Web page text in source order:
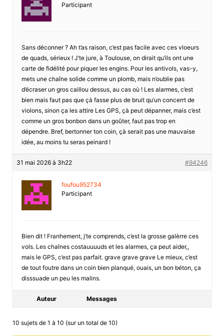
Participant
Sans déconner ? Ah t’as raison, c’est pas facile avec ces vloeurs
de quads, sérieux ! J’te jure, à Toulouse, on dirait qu’ils ont une
carte de fidélité pour piquer les engins. Pour les antivols, vas-y,
mets une chaîne solide comme un plomb, mais n’oublie pas
d’écraser un gros caillou dessus, au cas où ! Les alarmes, c’est
bien mais faut pas que çà fasse plus de bruit qu’un concerrt de
violons, sinon ça les attire Les GPS, çà peut dépanner, mais c’est
comme un gros bonbon dans un goûter, faut pas trop en
dépendre. Bref, bertonner ton coin, çà serait pas une mauvaise
idée, au moins tu seras peinard !
31 mai 2026 à 3h22 #94246
foufou952734
Participant
Bien dit ! Franhement, j’te comprends, c’est la grosse galèrre ces
vols. Les chaînes costauuuuds et les alarmes, ça peut aider,,
mais le GPS, c’est pas parfait. grave grave grave Le mieux, c’est
de tout foutre dans un coin bien planqué, ouais, un bon béton, ça
disssuade un peu les malins.
Auteur Messages
10 sujets de 1 à 10 (sur un total de 10)